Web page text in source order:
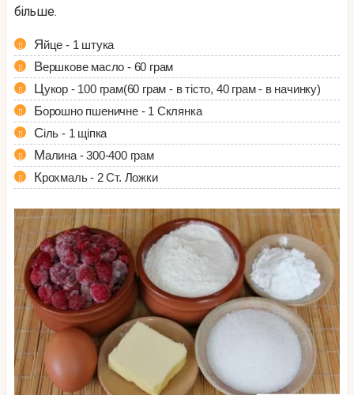
більше.
Яйце - 1 штука
Вершкове масло - 60 грам
Цукор - 100 грам(60 грам - в тісто, 40 грам - в начинку)
Борошно пшеничне - 1 Склянка
Сіль - 1 щіпка
Малина - 300-400 грам
Крохмаль - 2 Ст. Ложки